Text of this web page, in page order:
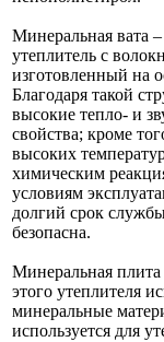
Минеральная вата –
утеплитель с
изготовленный на
Благодаря такой
высокие тепло- и
свойства; кроме
высоких
химическим
условиям
долгий срок
безопасна.
Минеральная
этого утеплителя
минеральные
используется для